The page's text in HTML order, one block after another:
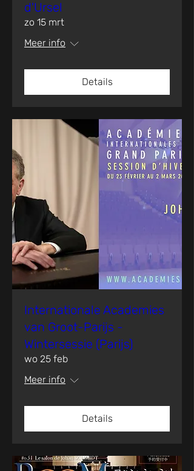
d'Ursel
zo 15 mrt
Meer info
Details
Internationale Academies
van Groot-Parijs -
Wintersessie (Parijs)
wo 25 feb
Meer info
Details